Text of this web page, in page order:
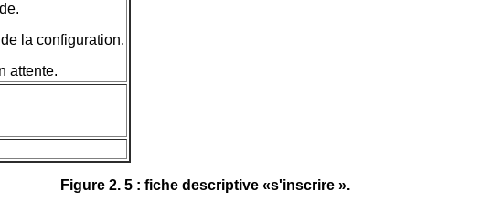
la configuration.
attente.
Figure 2. 5 : fiche descriptive «s'inscrire ».